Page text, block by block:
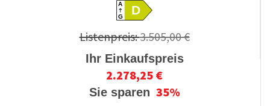
A
GD
Listenpreis:3.505,00 €
Ihr Einkaufspreis
2.278,25 €
Sie sparen 35%